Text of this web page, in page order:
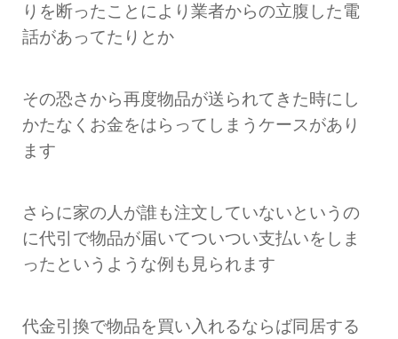
りを断ったことにより業者からの立腹した電
話があってたりとか
その恐さから再度物品が送られてきた時にし
かたなくお金をはらってしまうケースがあり
ます
さらに家の人が誰も注文していないというの
に代引で物品が届いてついつい支払いをしま
ったというような例も見られます
代金引換で物品を買い入れるならば同居する